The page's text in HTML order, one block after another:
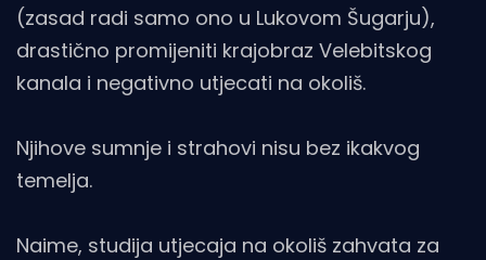
(zasad radi samo ono u Lukovom Šugarju),
drastično promijeniti krajobraz Velebitskog
kanala i negativno utjecati na okoliš.
Njihove sumnje i strahovi nisu bez ikakvog
temelja.
Naime, studija utjecaja na okoliš zahvata za